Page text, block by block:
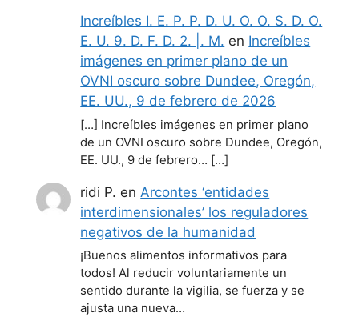
Increíbles I. E. P. P. D. U. O. O. S. D. O.
E. U. 9. D. F. D. 2. |. M. en Increíbles
imágenes en primer plano de un
OVNI oscuro sobre Dundee, Oregón,
EE. UU., 9 de febrero de 2026
[…] Increíbles imágenes en primer plano
de un OVNI oscuro sobre Dundee, Oregón,
EE. UU., 9 de febrero… […]
ridi P. en Arcontes ‘entidades
interdimensionales’ los reguladores
negativos de la humanidad
¡Buenos alimentos informativos para
todos! Al reducir voluntariamente un
sentido durante la vigilia, se fuerza y se
ajusta una nueva…